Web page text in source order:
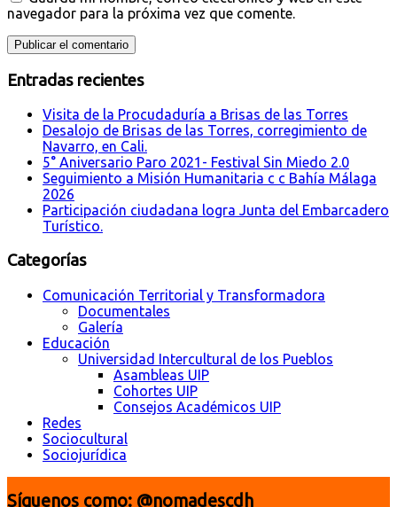
navegador para la próxima vez que comente.
Entradas recientes
Visita de la Procudaduría a Brisas de las Torres
Desalojo de Brisas de las Torres, corregimiento de
Navarro, en Cali.
5° Aniversario Paro 2021- Festival Sin Miedo 2.0
Seguimiento a Misión Humanitaria c c Bahía Málaga
2026
Participación ciudadana logra Junta del Embarcadero
Turístico.
Categorías
Comunicación Territorial y Transformadora
Documentales
Galería
Educación
Universidad Intercultural de los Pueblos
Asambleas UIP
Cohortes UIP
Consejos Académicos UIP
Redes
Sociocultural
Sociojurídica
Síguenos como: @nomadescdh